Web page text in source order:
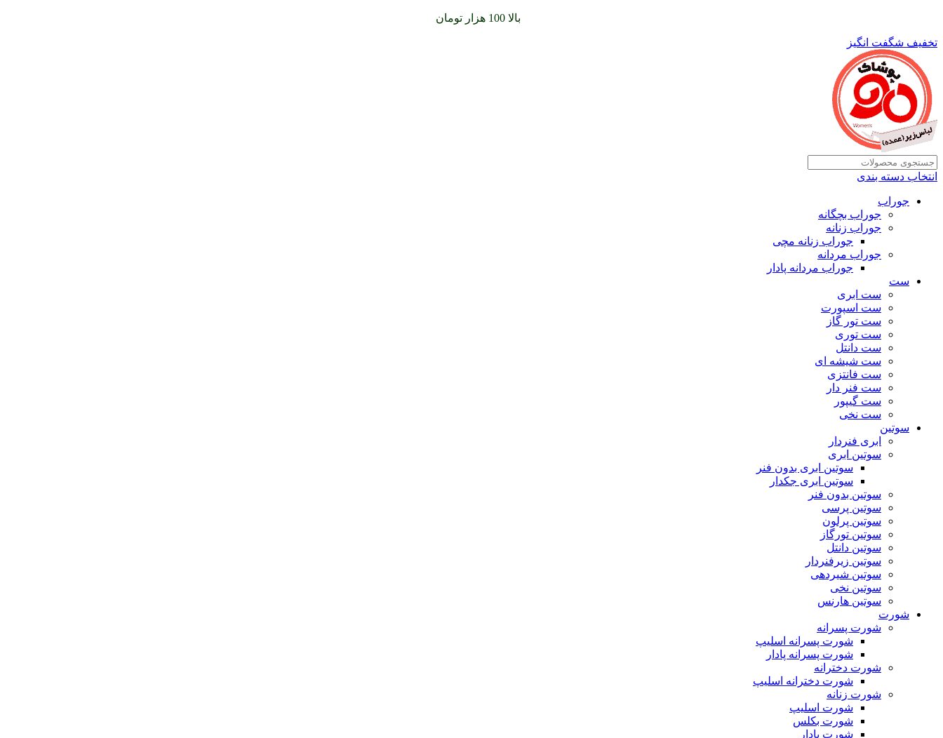
بالا 100 هزار تومان
تخفیف شگفت انگیز
انتخاب دسته بندی
جوراب
جوراب بچگانه
جوراب زنانه
جوراب زنانه مچی
جوراب مردانه
جوراب مردانه پادار
ست
ست ابری
ست اسپورت
ست تور گاز
ست توری
ست دانتل
ست شیشه ای
ست فانتزی
ست فنر دار
ست گیپور
ست نخی
سوتین
ابری فنردار
سوتین ابری
سوتین ابری بدون فنر
سوتین ابری جکدار
سوتین بدون فنر
سوتین پرسی
سوتین پرلون
سوتین تورگاز
سوتین دانتل
سوتین زیرفنردار
سوتین شیردهی
سوتین نخی
سوتین هارنس
شورت
شورت پسرانه
شورت پسرانه اسلیپ
شورت پسرانه پادار
شورت دخترانه
شورت دخترانه اسلیپ
شورت زنانه
شورت اسلیپ
شورت بکلس
شورت پادار